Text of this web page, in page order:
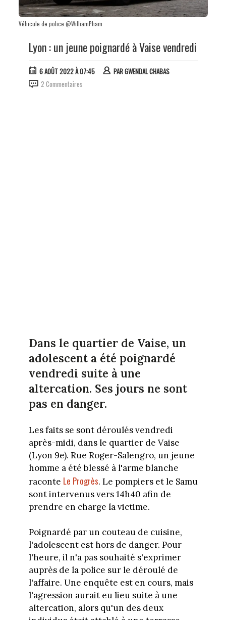
Véhicule de police @WilliamPham
Lyon : un jeune poignardé à Vaise vendredi
6 AOÛT 2022 À 07:45 PARGWENDAL CHABAS
2 Commentaires
Dans le quartier de Vaise, un
adolescent a été poignardé
vendredi suite à une
altercation. Ses jours ne sont
pas en danger.
Les faits se sont déroulés vendredi
après-midi, dans le quartier de Vaise
(Lyon 9e). Rue Roger-Salengro, un jeune
homme a été blessé à l'arme blanche
raconte Le Progrès. Le pompiers et le Samu
sont intervenus vers 14h40 afin de
prendre en charge la victime.
Poignardé par un couteau de cuisine,
l'adolescent est hors de danger. Pour
l'heure, il n'a pas souhaité s'exprimer
auprès de la police sur le déroulé de
l'affaire. Une enquête est en cours, mais
l'agression aurait eu lieu suite à une
altercation, alors qu'un des deux